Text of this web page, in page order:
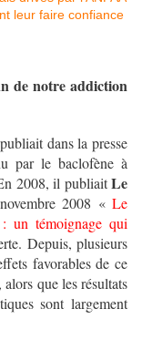
de notre addiction
publiait dans la presse
par le baclofène à
2008, il publiaitLe
2008 « Le
un témoignage qui
Depuis, plusieurs
favorables de ce
que les résultats
sont largement